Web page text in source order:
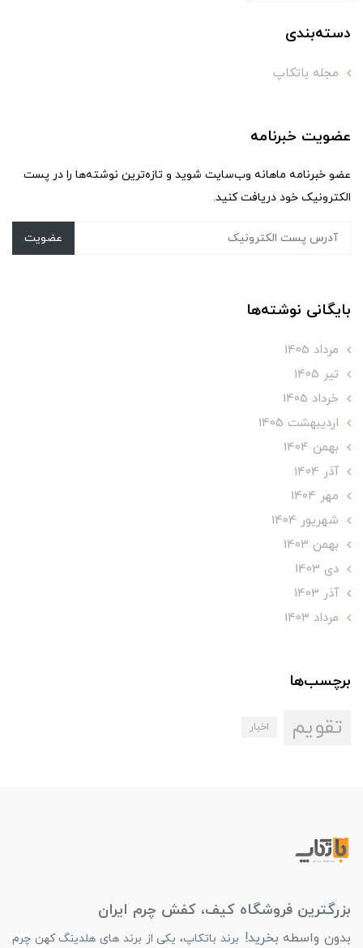
دسته‌بندی
مجله باتکاپ
عضویت خبرنامه
عضو خبرنامه ماهانه وب‌سایت شوید و تازه‌ترین نوشته‌ها را در پست
الکترونیک خود دریافت کنید.
عضویت
بایگانی نوشته‌ها
مرداد 1405
تير 1405
خرداد 1405
ارديبهشت 1405
بهمن 1404
آذر 1404
مهر 1404
شهریور 1404
بهمن 1403
دی 1403
آذر 1403
مرداد 1403
برچسب‌ها
تقویم اخبار
بزرگترین فروشگاه کیف، کفش چرم ایران
بدون واسطه بخرید! برند باتکاپ، یکی از برند های هلدینگ کهن چرم